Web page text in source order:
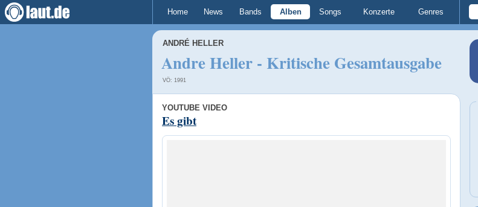
Home News Bands Alben Songs Konzerte Genres
ANDRÉ HELLER
Andre Heller - Kritische Gesamtausgabe
VÖ: 1991
YOUTUBE VIDEO
Es gibt